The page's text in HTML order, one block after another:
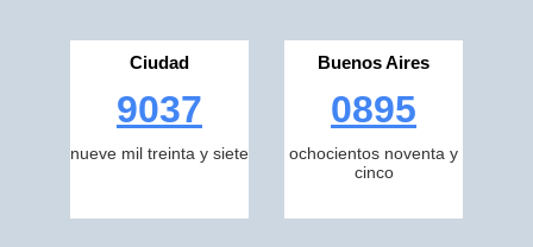
Ciudad
9037
nueve mil treinta y siete
Buenos Aires
0895
ochocientos noventa y
cinco